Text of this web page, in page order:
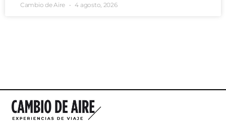
Cambio de Aire 4 agosto, 2026